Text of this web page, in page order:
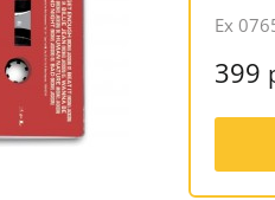
Ex
399